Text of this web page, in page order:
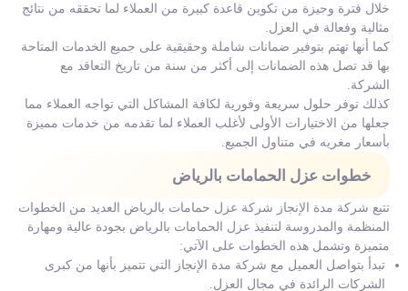
خلال فترة وجيزة من تكوين قاعدة كبيرة من العملاء لما تحققه من نتائج
مثالية وفعالة في العزل.
كما أنها تهتم بتوفير ضمانات شاملة وحقيقية على جميع الخدمات المتاحة
بها قد تصل هذه الضمانات إلى أكثر من سنة من تاريخ التعاقد مع
الشركة.
كذلك توفر حلول سريعة وفورية لكافة المشاكل التي تواجه العملاء مما
جعلها من الاختيارات الأولى لأغلب العملاء لما تقدمه من خدمات مميزة
بأسعار مغريه في متناول الجميع.
خطوات عزل الحمامات بالرياض
تتبع شركة مدة الإنجاز شركة عزل حمامات بالرياض العديد من الخطوات
المنظمة والمدروسة لتنفيذ عزل الحمامات بالرياض بجودة عالية ومهارة
متميزة وتشمل هذه الخطوات على الآتي:
تبدأ بتواصل العميل مع شركة مدة الإنجاز التي تتميز بأنها من كبرى
الشركات الرائدة في مجال العزل.